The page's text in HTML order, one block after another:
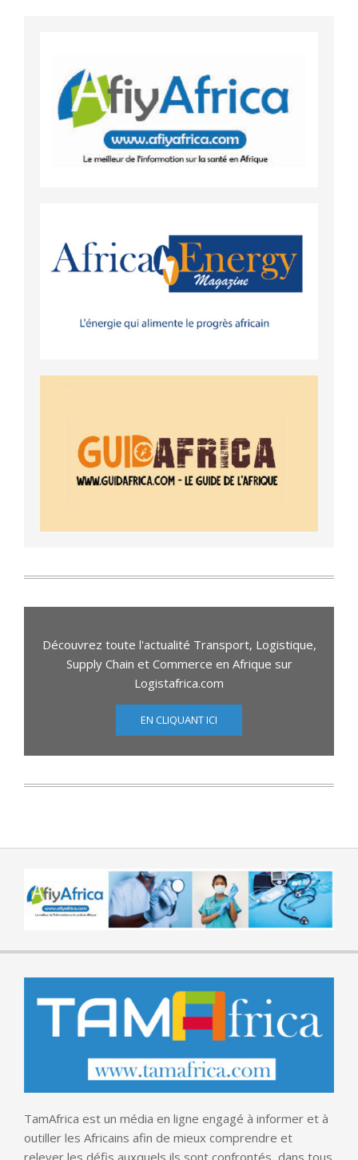
Découvrez toute l'actualité Transport, Logistique,
Supply Chain et Commerce en Afrique sur
Logistafrica.com
EN CLIQUANT ICI
TamAfrica est un média en ligne engagé à informer et à
outiller les Africains afin de mieux comprendre et